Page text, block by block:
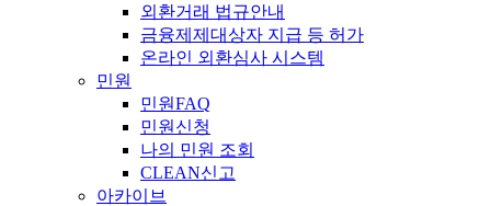
외환거래 법규안내
금융제제대상자 지급 등 허가
온라인 외환심사 시스템
민원
민원FAQ
민원신청
나의 민원 조회
CLEAN신고
아카이브